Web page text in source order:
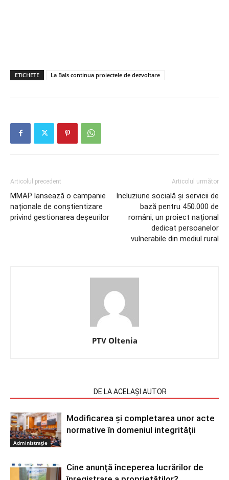
ETICHETE La Bals continua proiectele de dezvoltare
Articolul precedent
MMAP lansează o campanie
naționale de conștientizare
privind gestionarea deșeurilor
Articolul următor
Incluziune socială și servicii de
bază pentru 450.000 de
români, un proiect național
dedicat persoanelor
vulnerabile din mediul rural
PTV Oltenia
DE LA ACELAȘI AUTOR
Administrație
Modificarea și completarea unor acte
normative în domeniul integrității
Cine anunță începerea lucrărilor de